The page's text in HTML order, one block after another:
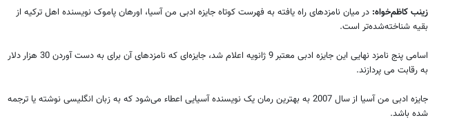
زینب کاظم‌خواه: در میان نامزدهای راه یافته به فهرست کوتاه جایزه ادبی من آسیا، اورهان پاموک نویسنده اهل ترکیه‌ از
بقیه شناخته‌شده‌تر است.
اسامی پنج نامزد نهایی این جایزه ادبی معتبر 9 ژانویه اعلام شد، جایزه‌ای که نامزدهای آن برای به دست آوردن 30 هزار دلار
به رقابت می پردازند.
جایزه ادبی من آسیا از سال 2007 به بهترین رمان یک نویسنده آسیایی اعطاء‌ می‌شود که به زبان انگلیسی نوشته یا ترجمه
شده باشد.